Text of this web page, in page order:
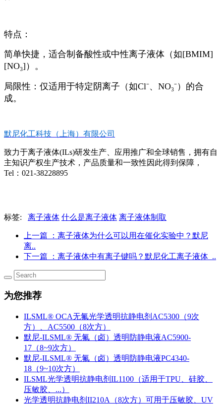
特点：
简单快捷，适合制备酸性或中性离子液体（如[BMIM]
[NO₃]）。
局限性：仅适用于特定阴离子（如Cl⁻、NO₃⁻）的合
成。
默尼化工科技（上海）有限公司
致力于离子液体(ILs)研发生产、应用推广和全球销售，拥有自
主知识产权生产技术，产品质量和一致性因此得到保障，
Tel：021-38228895
标签: 离子液体 什么是离子液体 离子液体制取
上一篇
：离子液体为什么可以用在催化实验中？默尼
离..
下一篇
：离子液体中有离子键吗？默尼化工离子液体_..
为您推荐
ILSML® OCA无氟光学透明抗静电剂AC5300（9次
方）、AC5500（8次方）
默尼-ILSML® 无氟（卤）透明防静电液AC5900-
17（8~9次方）
默尼-ILSML® 无氟（卤）透明防静电液PC4340-
18（9~10次方）
ILSML光学透明抗静电剂IL1100（适用于TPU、硅胶、
压敏胶、...）
光学透明抗静电剂II210A（8次方）可用于压敏胶、UV